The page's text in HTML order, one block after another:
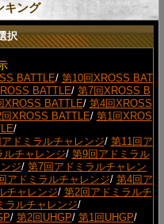
キング
択
BATTLE/ 第10回XROSS BAT
BATTLE/ 第7回XROSS B
XROSS BATTLE/ 第4回XROSS
XROSS BATTLE/ 第1回XROS
/
ドミラルチャレンジ/ 第11回ア
ルチャレンジ/ 第9回アドミラル
ジ/ 第7回アドミラルチャレン
アドミラルチャレンジ/ 第4回ア
チャレンジ/ 第2回アドミラルチ
ラルチャレンジ/
/ 第2回UHGP/ 第1回UHGP/